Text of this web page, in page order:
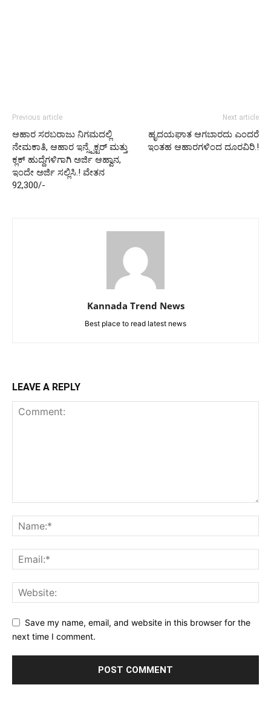
Previous article
ಆಹಾರ ಸರಬರಾಜು ನಿಗಮದಲ್ಲಿ
ನೇಮಕಾತಿ, ಆಹಾರ ಇನ್ಸ್ಪೆಕ್ಟರ್ ಮತ್ತು
ಕ್ಲಕ್ ಹುದ್ದೆಗಳಿಗಾಗಿ ಅರ್ಜಿ ಆಹ್ವಾನ,
ಇಂದೇ ಅರ್ಜಿ ಸಲ್ಲಿಸಿ.! ವೇತನ
92,300/-
Next article
ಹೃದಯಘಾತ ಆಗಬಾರದು ಎಂದರೆ
ಇಂತಹ ಆಹಾರಗಳಿಂದ ದೂರವಿರಿ.!
Kannada Trend News
Best place to read latest news
LEAVE A REPLY
Save my name, email, and website in this browser for the
next time I comment.